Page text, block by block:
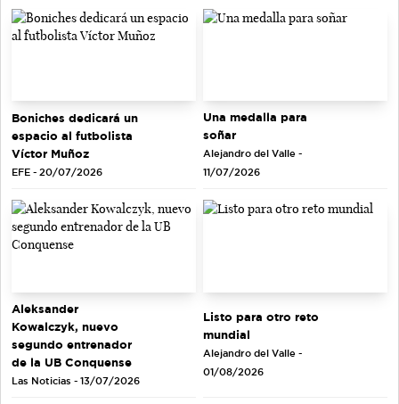
Boniches dedicará un
espacio al futbolista
Víctor Muñoz
EFE - 20/07/2026
Una medalla para
soñar
Alejandro del Valle -
11/07/2026
Aleksander
Kowalczyk, nuevo
segundo entrenador
de la UB Conquense
Las Noticias - 13/07/2026
Listo para otro reto
mundial
Alejandro del Valle -
01/08/2026